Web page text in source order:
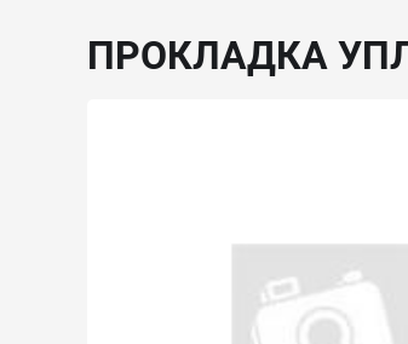
ПРОКЛАДКА